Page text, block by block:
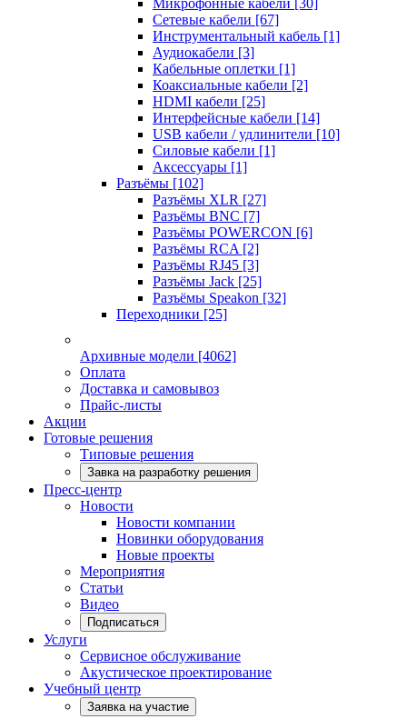
Микрофонные кабели [30]
Сетевые кабели [67]
Инструментальный кабель [1]
Аудиокабели [3]
Кабельные оплетки [1]
Коаксиальные кабели [2]
HDMI кабели [25]
Интерфейсные кабели [14]
USB кабели / удлинители [10]
Силовые кабели [1]
Аксессуары [1]
Разъёмы [102]
Разъёмы XLR [27]
Разъёмы BNC [7]
Разъёмы POWERCON [6]
Разъёмы RCA [2]
Разъёмы RJ45 [3]
Разъёмы Jack [25]
Разъёмы Speakon [32]
Переходники [25]
Архивные модели [4062]
Оплата
Доставка и самовывоз
Прайс-листы
Акции
Готовые решения
Типовые решения
Завка на разработку решения
Пресс-центр
Новости
Новости компании
Новинки оборудования
Новые проекты
Мероприятия
Статьи
Видео
Подписаться
Услуги
Сервисное обслуживание
Акустическое проектирование
Учебный центр
Заявка на участие